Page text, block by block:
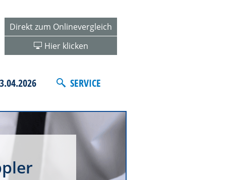
SERVICE
Direkt zum Onlinevergleich
Hier klicken